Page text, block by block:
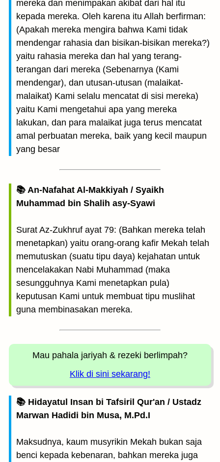
mereka dan menimpakan akibat dari hal itu
kepada mereka. Oleh karena itu Allah berfirman:
(Apakah mereka mengira bahwa Kami tidak
mendengar rahasia dan bisikan-bisikan mereka?)
yaitu rahasia mereka dan hal yang terang-
terangan dari mereka (Sebenarnya (Kami
mendengar), dan utusan-utusan (malaikat-
malaikat) Kami selalu mencatat di sisi mereka)
yaitu Kami mengetahui apa yang mereka
lakukan, dan para malaikat juga terus mencatat
amal perbuatan mereka, baik yang kecil maupun
yang besar
📚 An-Nafahat Al-Makkiyah / Syaikh
Muhammad bin Shalih asy-Syawi
Surat Az-Zukhruf ayat 79: (Bahkan mereka telah
menetapkan) yaitu orang-orang kafir Mekah telah
memutuskan (suatu tipu daya) kejahatan untuk
mencelakakan Nabi Muhammad (maka
sesungguhnya Kami menetapkan pula)
keputusan Kami untuk membuat tipu muslihat
guna membinasakan mereka.
Mau pahala jariyah & rezeki berlimpah?
Klik di sini sekarang!
📚 Hidayatul Insan bi Tafsiril Qur'an / Ustadz
Marwan Hadidi bin Musa, M.Pd.I
Maksudnya, kaum musyrikin Mekah bukan saja
benci kepada kebenaran, bahkan mereka juga